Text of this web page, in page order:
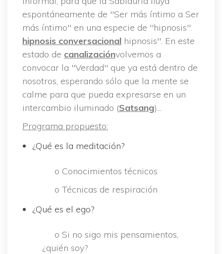
espontáneamente de "Ser más íntimo a Ser
más íntimo" en una especie de "hipnosis".
hipnosis conversacional hipnosis". En este
estado de canalizaciónvolvemos a
convocar la "Verdad" que ya está dentro de
nosotros, esperando sólo que la mente se
calme para que pueda expresarse en un
intercambio iluminado (Satsang)...
Programa propuesto:
¿Qué es la meditación?
o Conocimientos técnico
o Técnicas de respiración
¿Qué es el ego?
o Si no sigo mis pensamientos,
¿quién soy?